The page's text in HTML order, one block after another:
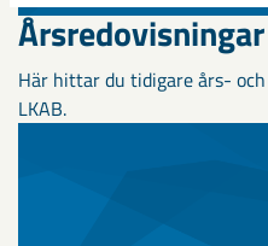
Årsredovisningar
Här hittar du tidigare års-
LKAB.